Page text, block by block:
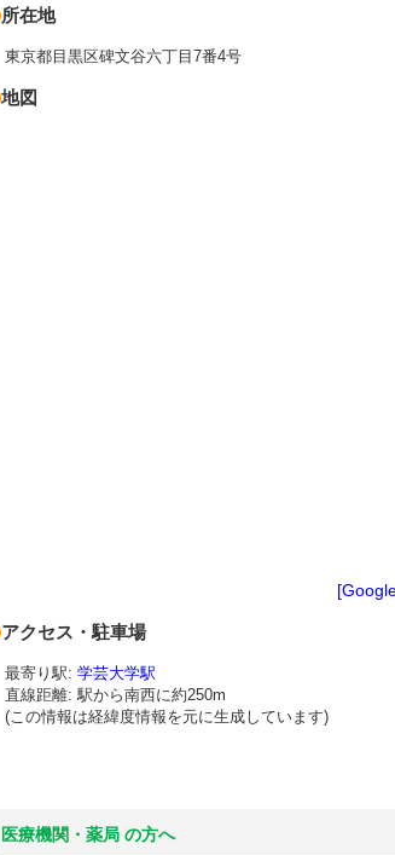
所在地
東京都目黒区碑文谷六丁目7番4号
地図
アクセス・駐車場
最寄り駅: 学芸大学駅
直線距離: 駅から南西に約250m
(この情報は経緯度情報を元に生成しています)
医療機関・薬局 の方へ